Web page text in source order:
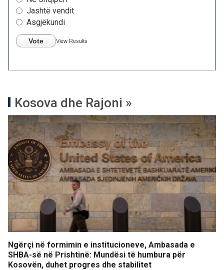
Jashtë vendit
Asgjëkundi
Vote View Results
Kosova dhe Rajoni »
Ngërçi në formimin e institucioneve, Ambasada e
SHBA-së në Prishtinë: Mundësi të humbura për
Kosovën, duhet progres dhe stabilitet